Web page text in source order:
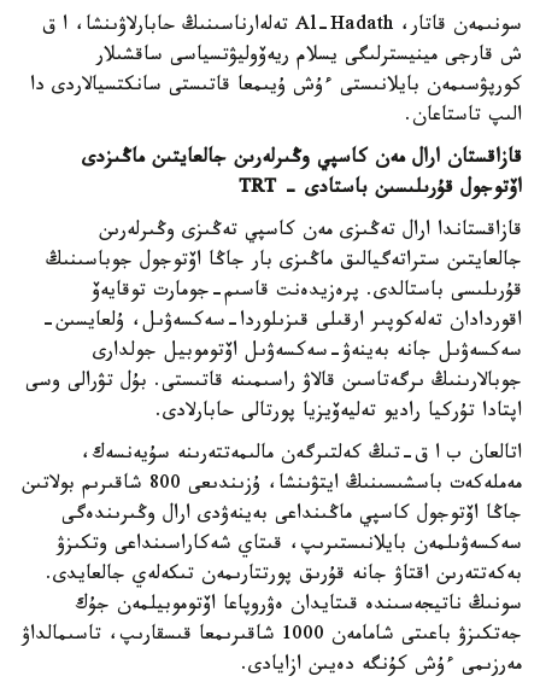
سونىمەن قاتار، Al-Hadath تەلەارناسىنىڭ حابارلاۋىنشا، ا ق
ش قارجى مينيسترلىگى يسلام ريەۆوليۋتسياسى ساقشىلار
كورپۋسىمەن بايلانىستى ءۇش ۇيىمعا قاتىستى سانكتسيالاردى دا
الىپ تاستاعان.
قازاقستان ارال مەن كاسپي وڭىرلەرىن جالعايتىن ماڭىزدى
اۆتوجول قۇرىلىسىن باستادى - TRT
قازاقستاندا ارال تەڭىزى مەن كاسپي تەڭىزى وڭىرلەرىن
جالعايتىن ستراتەگيالىق ماڭىزى بار جاڭا اۆتوجول جوباسىنىڭ
قۇرىلىسى باستالدى. پرەزيدەنت قاسىم-جومارت توقايەۆ
اقوردادان تەلەكوپىر ارقىلى قىزىلوردا-سەكسەۋىل، ۇلعايسىن-
سەكسەۋىل جانە بەينەۋ-سەكسەۋىل اۆتوموبيل جولدارى
جوبالارىنىڭ ىرگەتاسىن قالاۋ راسىمىنە قاتىستى. بۇل تۋرالى وسى
اپتادا تۇركيا راديو تەليەۆيزيا پورتالى حابارلادى.
اتالعان ب ا ق-تىڭ كەلتىرگەن مالىمەتتەرىنە سۇيەنسەك،
مەملەكەت باسشىسىنىڭ ايتۋىنشا، ۇزىندىعى 800 شاقىرىم بولاتىن
جاڭا اۆتوجول كاسپي ماڭىنداعى بەينەۋدى ارال وڭىرىندەگى
سەكسەۋىلمەن بايلانىستىرىپ، قىتاي شەكاراسىنداعى وتكىزۋ
بەكەتتەرىن اقتاۋ جانە قۇرىق پورتتارىمەن تىكەلەي جالعايدى.
سونىڭ ناتيجەسىندە قىتايدان ەۋروپاعا اۆتوموبيلمەن جۇك
جەتكىزۋ باعىتى شامامەن 1000 شاقىرىمعا قىسقارىپ، تاسىمالداۋ
مەرزىمى ءۇش كۇنگە دەيىن ازايادى.